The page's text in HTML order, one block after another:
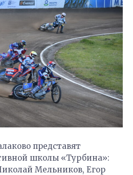
представят
школы «Турбина»:
Мельников, Егор